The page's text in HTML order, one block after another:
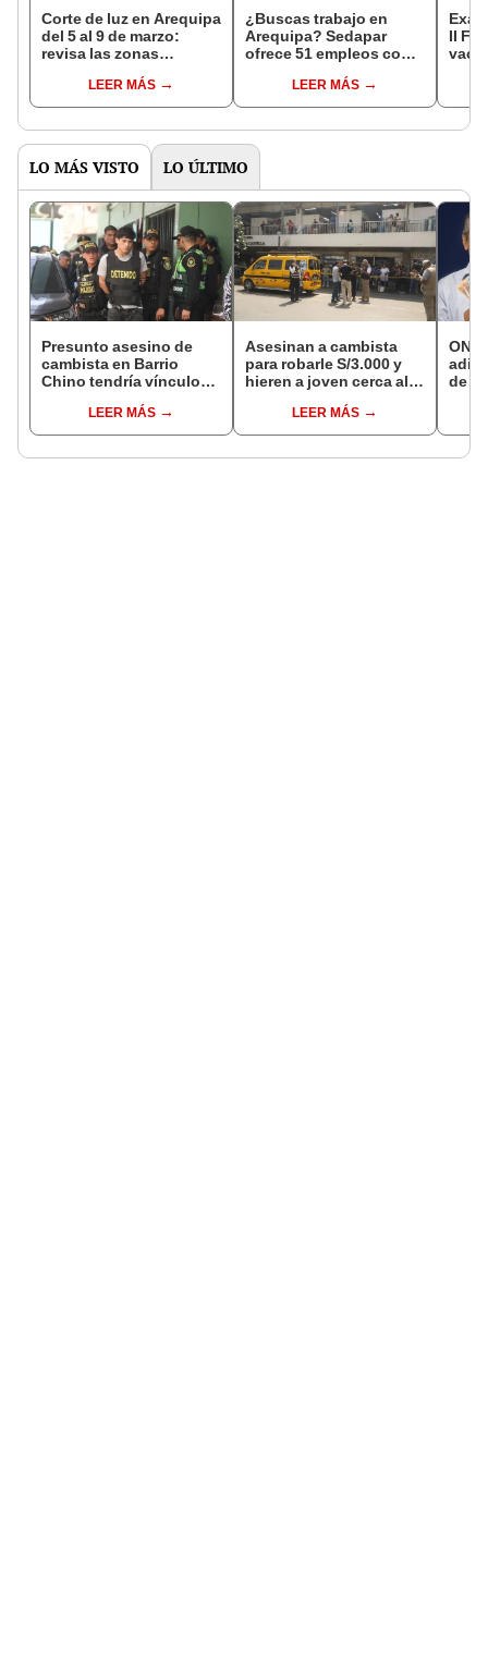
Corte de luz en Arequipa
del 5 al 9 de marzo:
revisa las zonas
según SealLEER MÁS
¿Buscas trabajo en
Arequipa? Sedapar
ofrece 51 empleos con
S/3.577LEER MÁS
II
LO MÁS VISTO LO ÚLTIMO
Presunto asesino de
cambista en Barrio
Chino tendría vínculos
PNP revela marcaje
LEER MÁS
Asesinan a cambista
para robarle S/3.000 y
hieren a joven cerca al
CercadoLEER MÁS
ONP
de
si